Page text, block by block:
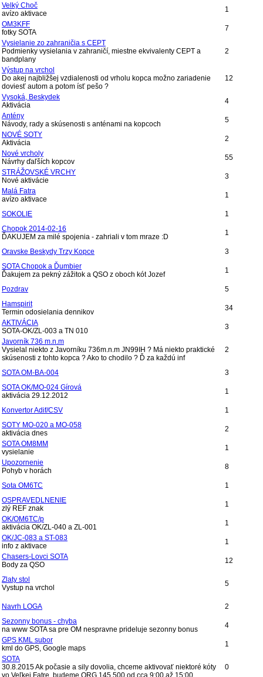
Velký Choč
avízo aktivace
1
OM3KFF
fotky SOTA
7
Vysielanie zo zahraničia s CEPT
Podmienky vysielania v zahraničí, miestne ekvivalenty CEPT a
bandplany
2
Výstup na vrchol
Do akej najbližšej vzdialenosti od vrholu kopca možno zariadenie
doviesť autom a potom ísť pešo ?
12
Vysoká, Beskydek
Aktivácia
4
Antény
Návody, rady a skúsenosti s anténami na kopcoch
5
NOVÉ SOTY
Aktivácia
2
Nové vrcholy
Návrhy ďaľších kopcov
55
STRÁŽOVSKÉ VRCHY
Nové aktivácie
3
Malá Fatra
avízo aktivace
1
SOKOLIE
1
Chopok 2014-02-16
ĎAKUJEM za milé spojenia - zahriali v tom mraze :D
1
Oravske Beskydy Trzy Kopce
3
SOTA Chopok a Ďumbier
Ďakujem za pekný zážitok a QSO z oboch kót Jozef
1
Pozdrav
5
Hamspirit
Termin odosielania dennikov
34
AKTIVÁCIA
SOTA-OK/ZL-003 a TN 010
3
Javorník 736 m.n.m
Vysielal niekto z Javorníku 736m.n.m JN99IH ? Má niekto praktické
skúsenosti z tohto kopca ? Ako to chodilo ? Ď za každú inf
2
SOTA OM-BA-004
3
SOTA OK/MO-024 Gírová
aktivácia 29.12.2012
1
Konvertor Adif/CSV
1
SOTY MO-020 a MO-058
aktivácia dnes
2
SOTA OM8MM
vysielanie
1
Upozornenie
Pohyb v horách
8
Sota OM6TC
1
OSPRAVEDLNENIE
zlý REF znak
1
OK/OM6TC/p
aktivácia OK/ZL-040 a ZL-001
1
OK/JC-083 a ST-083
info z aktivace
1
Chasers-Lovci SOTA
Body za QSO
12
Zlaty stol
Vystup na vrchol
5
Navrh LOGA
2
Sezonny bonus - chyba
na www SOTA sa pre OM nespravne prideluje sezonny bonus
4
GPS KML subor
kml do GPS, Google maps
1
SOTA
30.8.2015 Ak počasie a sily dovolia, chceme aktivovať niektoré kóty
vo Veľkej Fatre, budeme QRG 145.500 od cca 9:00 až 15:00
0